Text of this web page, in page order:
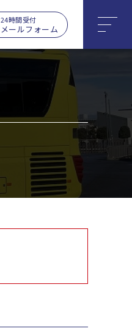
24時間受付
メールフォーム